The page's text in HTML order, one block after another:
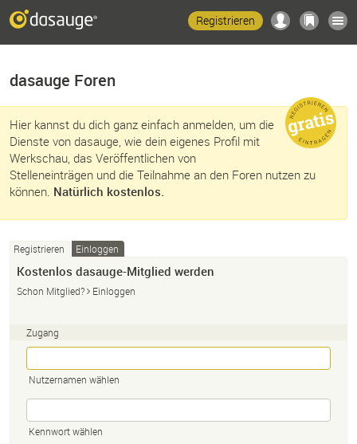
Registrieren
dasauge Foren
Hier kannst du dich ganz einfach anmelden, um die
Dienste von dasauge, wie dein eigenes Profil mit
Werkschau, das Veröffentlichen von
Stelleneinträgen und die Teilnahme an den Foren nutzen zu
können. Natürlich kostenlos.
Registrieren Einloggen
Kostenlos dasauge-Mitglied werden
Schon Mitglied? Einloggen
Zugang
Nutzernamen wählen
Kennwort wählen